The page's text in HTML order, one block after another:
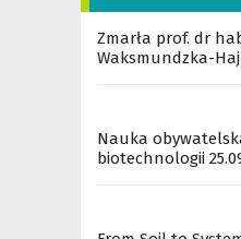
Zmarła prof. dr
Waksmundzka-
Nauka
biotechnologii